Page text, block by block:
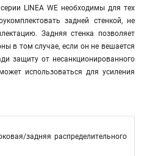
LINEA WE необходимы для тех
задней стенкой, не
Задняя стенка позволяет
в том случае, если он не вешается
защиту от несанкционированного
использоваться для усиления
задняя распределительного